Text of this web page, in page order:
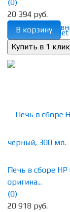
избранное
(0)
20 394 руб.
В корзину
Печь в сборе
оригина...
(0)
20 918 руб.